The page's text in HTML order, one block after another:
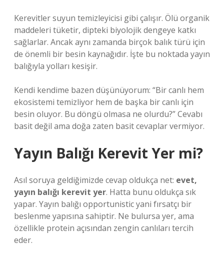
Kerevitler suyun temizleyicisi gibi çalışır. Ölü organik
maddeleri tüketir, dipteki biyolojik dengeye katkı
sağlarlar. Ancak aynı zamanda birçok balık türü için
de önemli bir besin kaynağıdır. İşte bu noktada yayın
balığıyla yolları kesişir.
Kendi kendime bazen düşünüyorum: “Bir canlı hem
ekosistemi temizliyor hem de başka bir canlı için
besin oluyor. Bu döngü olmasa ne olurdu?” Cevabı
basit değil ama doğa zaten basit cevaplar vermiyor.
Yayın Balığı Kerevit Yer mi?
Asıl soruya geldiğimizde cevap oldukça net: evet,
yayın balığı kerevit yer. Hatta bunu oldukça sık
yapar. Yayın balığı opportunistic yani fırsatçı bir
beslenme yapısına sahiptir. Ne bulursa yer, ama
özellikle protein açısından zengin canlıları tercih
eder.